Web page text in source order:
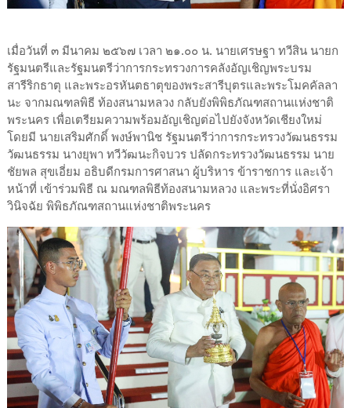
เมื่อวันที่ ๓ มีนาคม ๒๕๖๗ เวลา ๒๑.๐๐ น. นายเศรษฐา ทวีสิน นายก
รัฐมนตรีและรัฐมนตรีว่าการกระทรวงการคลังอัญเชิญพระบรม
สารีริกธาตุ และพระอรหันตธาตุของพระสารีบุตรและพระโมคคัลลา
นะ จากมณฑลพิธี ท้องสนามหลวง กลับยังพิพิธภัณฑสถานแห่งชาติ
พระนคร เพื่อเตรียมความพร้อมอัญเชิญต่อไปยังจังหวัดเชียงใหม่
โดยมี นายเสริมศักดิ์ พงษ์พานิช รัฐมนตรีว่าการกระทรวงวัฒนธรรม
วัฒนธรรม นางยุพา ทวีวัฒนะกิจบวร ปลัดกระทรวงวัฒนธรรม นาย
ชัยพล สุขเอี่ยม อธิบดีกรมการศาสนา ผู้บริหาร ข้าราชการ และเจ้า
หน้าที่ เข้าร่วมพิธี ณ มณฑลพิธีท้องสนามหลวง และพระที่นั่งอิศรา
วินิจฉัย พิพิธภัณฑสถานแห่งชาติพระนคร